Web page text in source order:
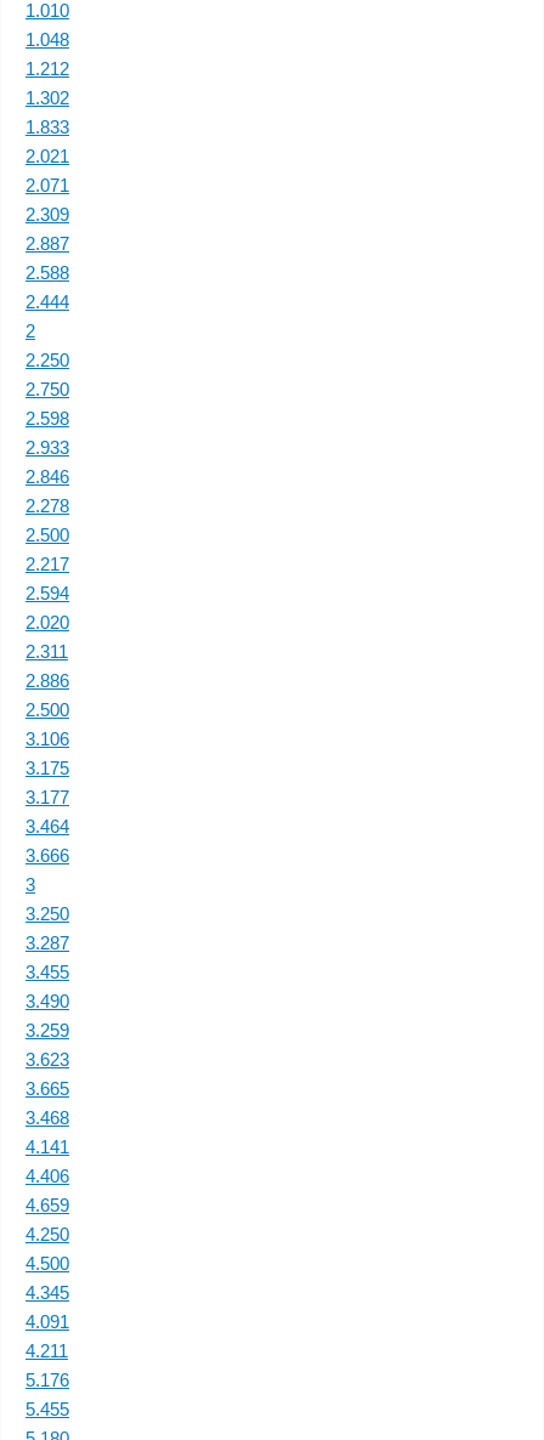
1.010
1.048
1.212
1.302
1.833
2.021
2.071
2.309
2.887
2.588
2.444
2
2.250
2.750
2.598
2.933
2.846
2.278
2.500
2.217
2.594
2.020
2.311
2.886
2.500
3.106
3.175
3.177
3.464
3.666
3
3.250
3.287
3.455
3.490
3.259
3.623
3.665
3.468
4.141
4.406
4.659
4.250
4.500
4.345
4.091
4.211
5.176
5.455